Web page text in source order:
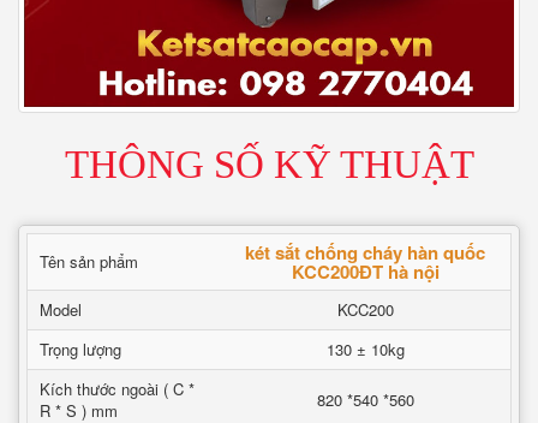
THÔNG SỐ KỸ THUẬT
Tên sản phẩm két sắt chống cháy hàn quốc
KCC200ĐT hà nội
Model
KCC200
Trọng lượng
130 ± 10kg
Kích thước ngoài ( C *
R * S ) mm
820 *540 *560